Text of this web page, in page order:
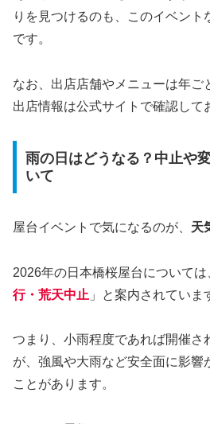
りを見つけるのも、このイベント
です。
なお、出店店舗やメニューは年ご
出店情報は公式サイトで確認して
雨の日はどうなる？中止や
いて
屋台イベントで気になるのが、 天
2026年の日本橋桜屋台については
行・荒天中止 」と案内されていま
つまり、小雨程度であれば開催さ
が、強風や大雨など安全面に影響
ことがあります。